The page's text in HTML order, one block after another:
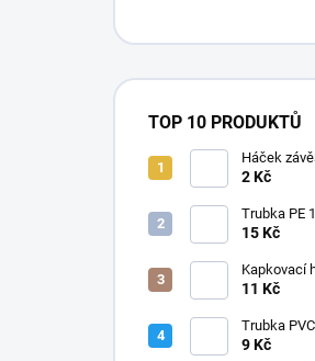
TOP 10 PRODUKTŮ
Háček
2 Kč
Trubka PE
15 Kč
Kapkovací
11 Kč
Trubka
9 Kč